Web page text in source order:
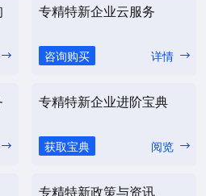
专精特新企业云服务
咨询购买 详情
专精特新企业进阶宝典
获取宝典 阅览
专精特新政策与资讯